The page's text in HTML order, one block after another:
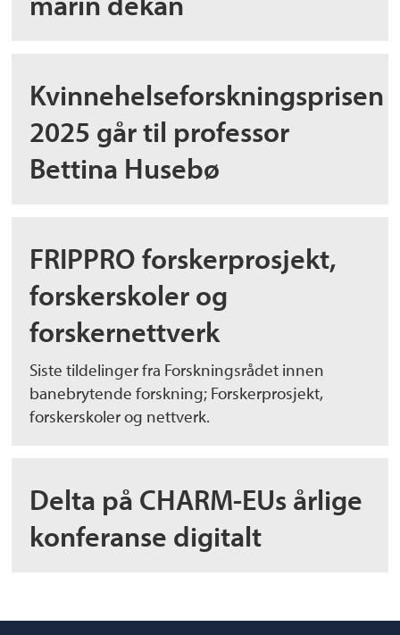
Kvinnehelseforskningsprisen
2025 går til professor
Bettina Husebø
FRIPPRO forskerprosjekt,
forskerskoler og
forskernettverk
Siste tildelinger fra Forskningsrådet innen
banebrytende forskning; Forskerprosjekt,
forskerskoler og nettverk.
Delta på CHARM-EUs årlige
konferanse digitalt